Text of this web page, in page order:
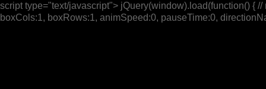
script type="text/javascript"> jQuery(window).load(function() {
boxCols:1, boxRows:1, animSpeed:0, pauseTime:0,